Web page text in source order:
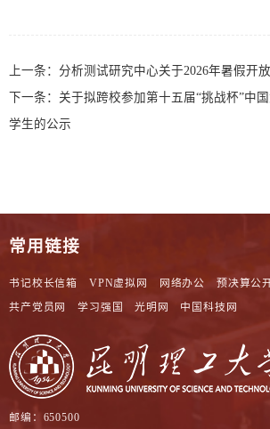
上一条： 分析测试研究中心关于2026年暑假开
下一条： 关于拟跨校参加第十五届“挑战杯”中
学生的公示
常用链接
书记校长信箱 VPN虚拟网 网络办公 预决算公
共产党员网
学习强国 光明网 中国科技网
邮编：650500